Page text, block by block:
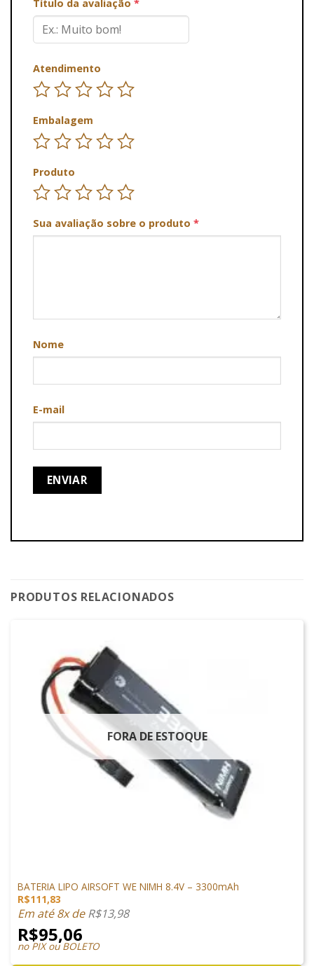
Título da avaliação *
Atendimento
Embalagem
Produto
Sua avaliação sobre o produto *
Nome
E-mail
PRODUTOS RELACIONADOS
FORA DE ESTOQUE
BATERIA LIPO AIRSOFT WE NIMH 8.4V – 3300mAh
R$111,83
Em até 8x deR$13,98
R$95,06
no PIX ou BOLETO